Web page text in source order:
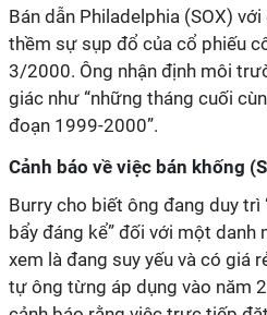
Bán dẫn Philadelphia (SOX)
thềm sự sụp đổ của cổ phiếu
3/2000. Ông nhận định môi
giác như “những tháng cuối
đoạn 1999-2000”.
Cảnh báo về việc bán khống
Burry cho biết ông đang duy
bẩy đáng kể” đối với một
xem là đang suy yếu và có giá
tự ông từng áp dụng vào năm